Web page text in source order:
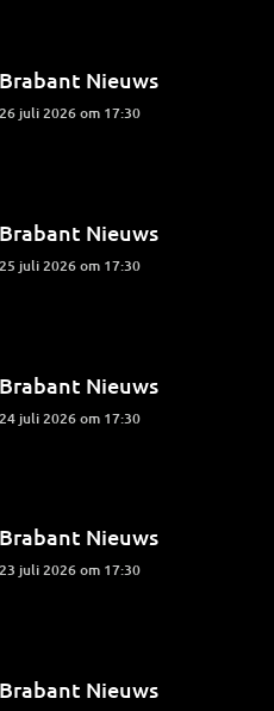
Brabant Nieuws
26 juli 2026 om 17:30
Brabant Nieuws
25 juli 2026 om 17:30
Brabant Nieuws
24 juli 2026 om 17:30
Brabant Nieuws
23 juli 2026 om 17:30
Brabant Nieuws